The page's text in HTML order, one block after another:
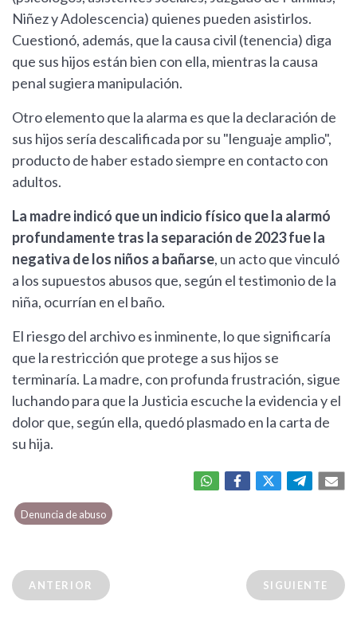
Niñez y Adolescencia) quienes pueden asistirlos.
Cuestionó, además, que la causa civil (tenencia) diga
que sus hijos están bien con ella, mientras la causa
penal sugiera manipulación.
Otro elemento que la alarma es que la declaración de
sus hijos sería descalificada por su "lenguaje amplio",
producto de haber estado siempre en contacto con
adultos.
La madre indicó que un indicio físico que la alarmó
profundamente tras la separación de 2023 fue la
negativa de los niños a bañarse, un acto que vinculó
a los supuestos abusos que, según el testimonio de la
niña, ocurrían en el baño.
El riesgo del archivo es inminente, lo que significaría
que la restricción que protege a sus hijos se
terminaría. La madre, con profunda frustración, sigue
luchando para que la Justicia escuche la evidencia y el
dolor que, según ella, quedó plasmado en la carta de
su hija.
Denuncia de abuso
ANTERIOR SIGUIENTE